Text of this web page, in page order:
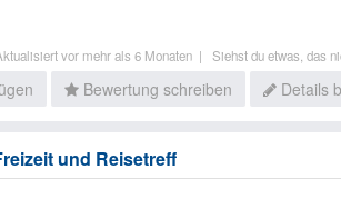
vor mehr als 6 Monaten | Siehst du etwas, das
Bewertung schreiben Details
und Reisetreff